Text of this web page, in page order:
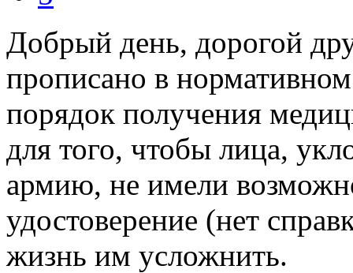
Добрый день, дорогой
прописано в
порядок получения
для того, чтобы лица,
армию, не имели
удостоверение (нет
жизнь им усложнить.